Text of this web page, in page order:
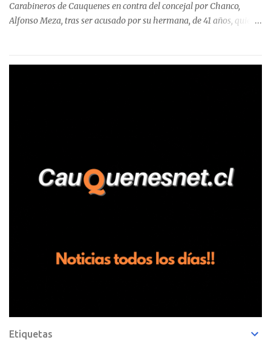
Carabineros de Cauquenes en contra del concejal por Chanco,
Alfonso Meza, tras ser acusado por su hermana, de 41 años, quien
relató que los hechos ocurrieron cerca de las 11:30 horas en el
trabajadores, el edil descendió del vehículo y, en medio de la
confrontación, la habría tomado de los hombros, empujado al
suelo y agredido con golpes de pies y manos, mientr...
Etiquetas